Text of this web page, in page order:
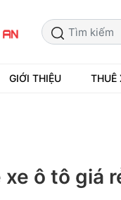
GIỚI THIỆU THUÊ
xe ô tô giá